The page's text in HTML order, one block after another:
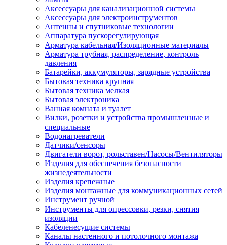
Аксессуары для канализационной системы
Аксессуары для электроинструментов
Антенны и спутниковые технологии
Аппаратура пускорегулирующая
Арматура кабельная/Изоляционные материалы
Арматура трубная, распределение, контроль
давления
Батарейки, аккумуляторы, зарядные устройства
Бытовая техника крупная
Бытовая техника мелкая
Бытовая электроника
Ванная комната и туалет
Вилки, розетки и устройства промышленные и
специальные
Водонагреватели
Датчики/сенсоры
Двигатели ворот, рольставен/Насосы/Вентиляторы
Изделия для обеспечения безопасности
жизнедеятельности
Изделия крепежные
Изделия монтажные для коммуникационных сетей
Инструмент ручной
Инструменты для опрессовки, резки, снятия
изоляции
Кабеленесущие системы
Каналы настенного и потолочного монтажа